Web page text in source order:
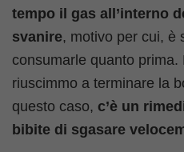
tempo il gas all’interno
svanire, motivo per cui, è
consumarle quanto prima.
riuscimmo a terminare la
questo caso, c’è un
bibite di sgasare